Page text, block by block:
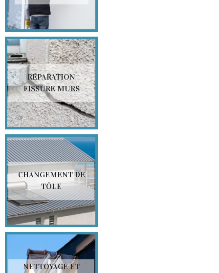
RÉPARATION
FISSURE MURS
CHANGEMENT DE
TÔLE
NETTOYAGE ET